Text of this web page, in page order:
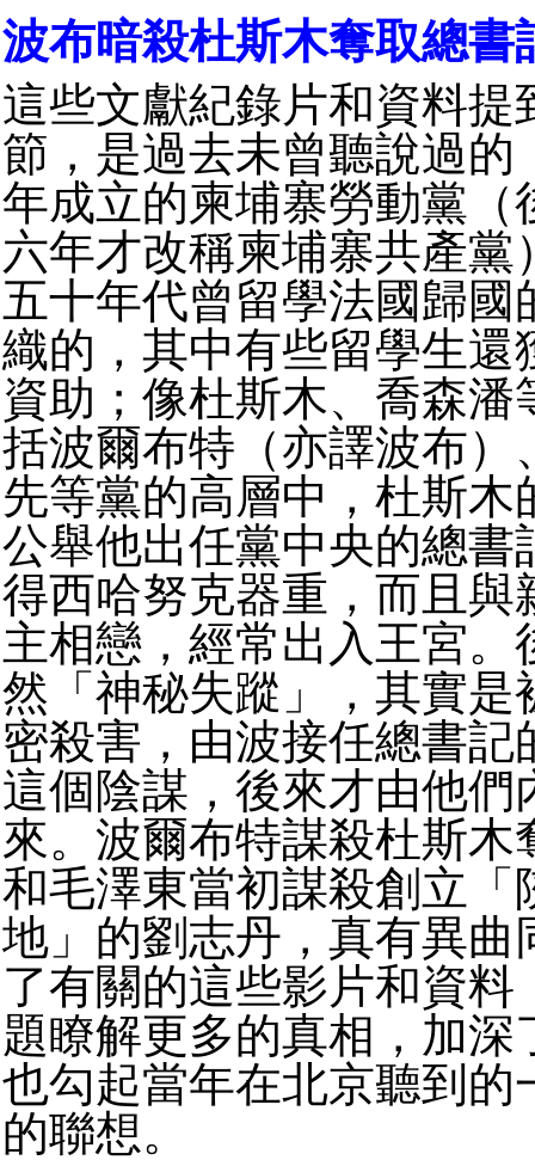
波布暗殺杜斯木奪取總書
這些文獻紀錄片和資料提
節，是過去未曾聽說過的
年成立的柬埔寨勞動黨（
六年才改稱柬埔寨共產黨
五十年代曾留學法國歸國
織的，其中有些留學生還
資助；像杜斯木、喬森潘
括波爾布特（亦譯波布）
先等黨的高層中，杜斯木
公舉他出任黨中央的總書
得西哈努克器重，而且與
主相戀，經常出入王宮。
然「神秘失蹤」，其實是
密殺害，由波接任總書記
這個陰謀，後來才由他們
來。波爾布特謀殺杜斯木
和毛澤東當初謀殺創立「
地」的劉志丹，真有異曲
了有關的這些影片和資料
題瞭解更多的真相，加深
也勾起當年在北京聽到的
的聯想。